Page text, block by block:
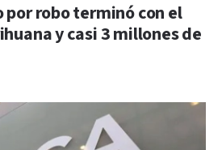
robo terminó con el
y casi 3 millones de